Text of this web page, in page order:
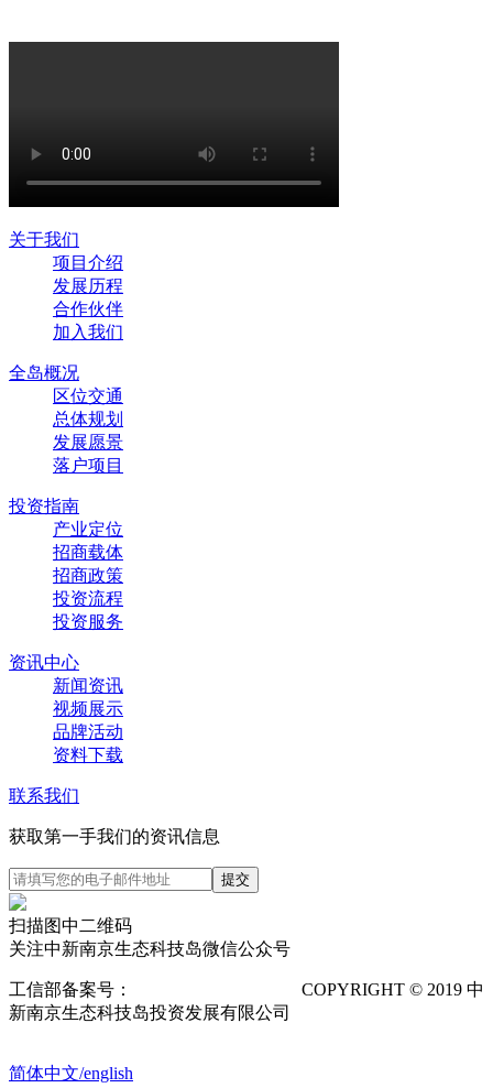
关于我们
项目介绍
发展历程
合作伙伴
加入我们
全岛概况
区位交通
总体规划
发展愿景
落户项目
投资指南
产业定位
招商载体
招商政策
投资流程
投资服务
资讯中心
新闻资讯
视频展示
品牌活动
资料下载
联系我们
获取第一手我们的资讯信息
扫描图中二维码
关注中新南京生态科技岛微信公众号
工信部备案号：
COPYRIGHT © 2019 中
新南京生态科技岛投资发展有限公司
简体中文/english